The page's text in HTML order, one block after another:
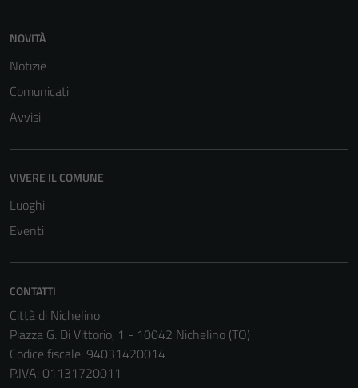
NOVITÀ
Notizie
Comunicati
Avvisi
VIVERE IL COMUNE
Luoghi
Eventi
CONTATTI
Città di Nichelino
Piazza G. Di Vittorio, 1 - 10042 Nichelino (TO)
Codice fiscale: 94031420014
P.IVA: 01131720011
funzionamento
non raccolgono